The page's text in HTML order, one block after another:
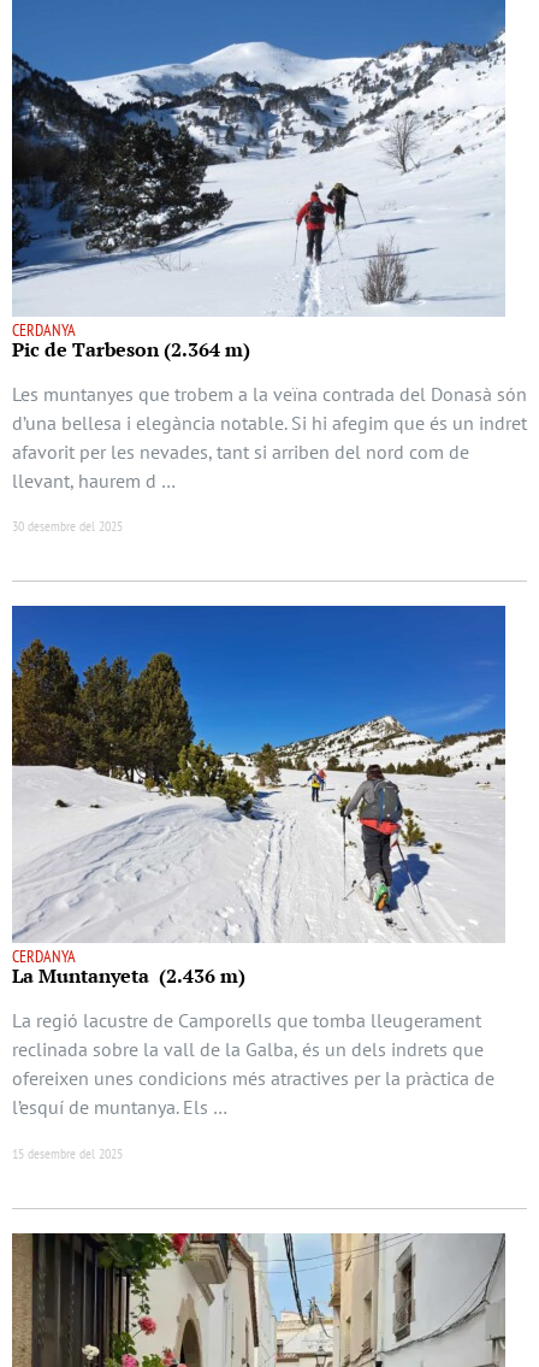
CERDANYA
Pic de Tarbeson (2.364 m)
Les muntanyes que trobem a la veïna contrada del Donasà són
d’una bellesa i elegància notable. Si hi afegim que és un indret
afavorit per les nevades, tant si arriben del nord com de
llevant, haurem d …
30 desembre del 2025
CERDANYA
La Muntanyeta (2.436 m)
La regió lacustre de Camporells que tomba lleugerament
reclinada sobre la vall de la Galba, és un dels indrets que
ofereixen unes condicions més atractives per la pràctica de
l’esquí de muntanya. Els …
15 desembre del 2025